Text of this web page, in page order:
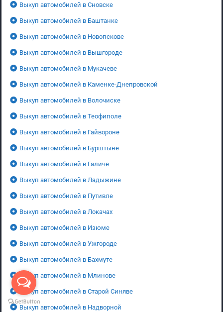
Выкуп автомобилей в Сновске
Выкуп автомобилей в Баштанке
Выкуп автомобилей в Новопскове
Выкуп автомобилей в Вышгороде
Выкуп автомобилей в Мукачеве
Выкуп автомобилей в Каменке-Днепровской
Выкуп автомобилей в Волочиске
Выкуп автомобилей в Теофиполе
Выкуп автомобилей в Гайвороне
Выкуп автомобилей в Бурштыне
Выкуп автомобилей в Галиче
Выкуп автомобилей в Ладыжине
Выкуп автомобилей в Путивле
Выкуп автомобилей в Локачах
Выкуп автомобилей в Изюме
Выкуп автомобилей в Ужгороде
Выкуп автомобилей в Бахмуте
Выкуп автомобилей в Млинове
Выкуп автомобилей в Старой Синяве
Выкуп автомобилей в Надворной